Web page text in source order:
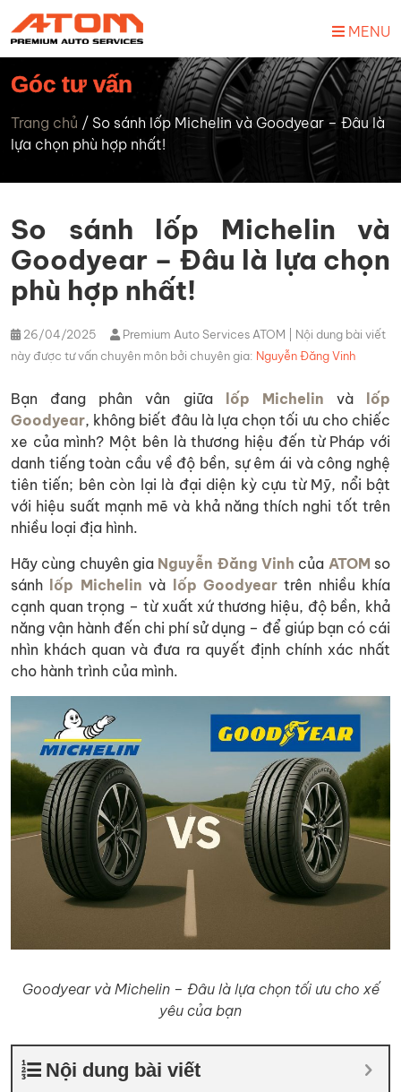
MENU
Góc tư vấn
Trang chủ / So sánh lốp Michelin và Goodyear – Đâu là
lựa chọn phù hợp nhất!
So sánh lốp Michelin và
Goodyear – Đâu là lựa chọn
phù hợp nhất!
26/04/2025 Premium Auto Services ATOM
| Nội dung bài viết
này được tư vấn chuyên môn bởi chuyên gia: Nguyễn Đăng Vinh
Bạn đang phân vân giữa lốp Michelin và
lốp
Goodyear, không biết đâu là lựa chọn tối ưu cho chiếc
xe của mình? Một bên là thương hiệu đến từ Pháp với
danh tiếng toàn cầu về độ bền, sự êm ái và công nghệ
tiên tiến; bên còn lại là đại diện kỳ cựu từ Mỹ, nổi bật
với hiệu suất mạnh mẽ và khả năng thích nghi tốt trên
nhiều loại địa hình.
Hãy cùng chuyên gia Nguyễn Đăng Vinh của ATOM so
sánh
lốp Michelin và lốp Goodyeartrên nhiều khía
cạnh quan trọng – từ xuất xứ thương hiệu, độ bền, khả
năng vận hành đến chi phí sử dụng – để giúp bạn có cái
nhìn khách quan và đưa ra quyết định chính xác nhất
cho hành trình của mình.
Goodyear và Michelin – Đâu là lựa chọn tối ưu cho xế
yêu của bạn
Nội dung bài viết